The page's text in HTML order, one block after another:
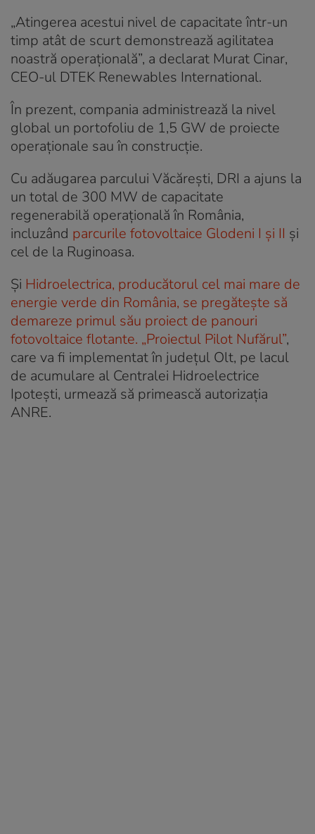
„Atingerea acestui nivel de capacitate într-un
timp atât de scurt demonstrează agilitatea
noastră operațională”, a declarat Murat Cinar,
CEO-ul DTEK Renewables International.
În prezent, compania administrează la nivel
global un portofoliu de 1,5 GW de proiecte
operaționale sau în construcție.
Cu adăugarea parcului Văcărești, DRI a ajuns la
un total de 300 MW de capacitate
regenerabilă operațională în România,
incluzând parcurile fotovoltaice Glodeni I și II și
cel de la Ruginoasa.
Și Hidroelectrica, producătorul cel mai mare de
energie verde din România, se pregătește să
demareze primul său proiect de panouri
fotovoltaice flotante. „Proiectul Pilot Nufărul”,
care va fi implementat în județul Olt, pe lacul
de acumulare al Centralei Hidroelectrice
Ipotești, urmează să primească autorizația
ANRE.